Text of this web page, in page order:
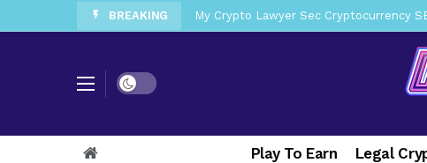
BREAKING My Crypto Lawyer Sec News Tres
My Crypto Lawyer Sec News Cynthia
My Crypto Lawyer Sec News Rusia
My Crypto Lawyer Sec Cryptocurrency
Dark mode
Play To Earn Legal